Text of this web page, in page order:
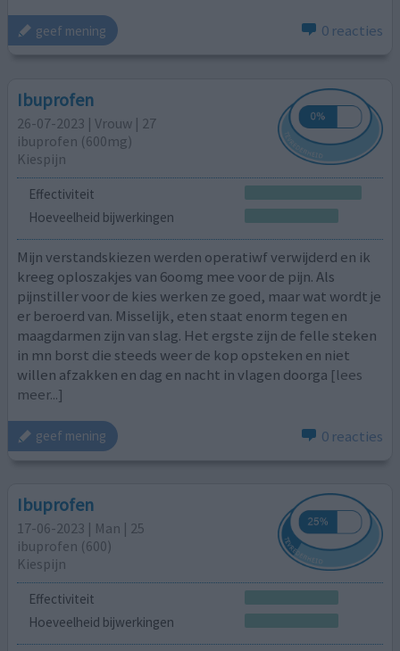
geef mening 0 reacties
Ibuprofen
26-07-2023 | Vrouw | 27
ibuprofen (600mg)
Kiespijn
Effectiviteit
Hoeveelheid bijwerkingen
Mijn verstandskiezen werden operatiwf verwijderd en ik
kreeg oploszakjes van 6oomg mee voor de pijn. Als
pijnstiller voor de kies werken ze goed, maar wat wordt je
er beroerd van. Misselijk, eten staat enorm tegen en
maagdarmen zijn van slag. Het ergste zijn de felle steken
in mn borst die steeds weer de kop opsteken en niet
willen afzakken en dag en nacht in vlagen doorga [lees
meer...]
geef mening 0 reacties
Ibuprofen
17-06-2023 | Man | 25
ibuprofen (600)
Kiespijn
Effectiviteit
Hoeveelheid bijwerkingen